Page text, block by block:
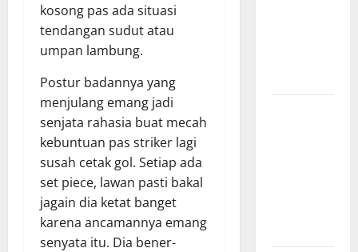
kosong pas ada situasi
tendangan sudut atau
umpan lambung.
Postur badannya yang
menjulang emang jadi
senjata rahasia buat mecah
kebuntuan pas striker lagi
susah cetak gol. Setiap ada
set piece, lawan pasti bakal
jagain dia ketat banget
karena ancamannya emang
senyata itu. Dia bener-